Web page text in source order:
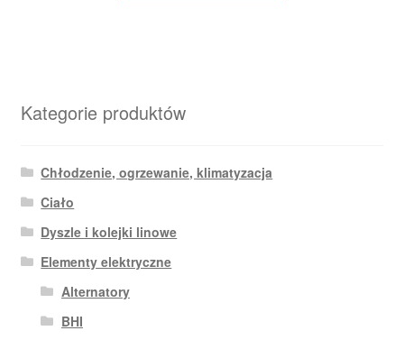
Kategorie produktów
Chłodzenie, ogrzewanie, klimatyzacja
Ciało
Dyszle i kolejki linowe
Elementy elektryczne
Alternatory
BHI